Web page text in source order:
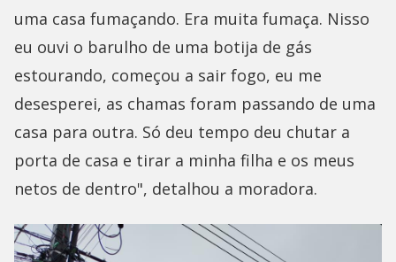
uma casa fumaçando. Era muita fumaça. Nisso
eu ouvi o barulho de uma botija de gás
estourando, começou a sair fogo, eu me
desesperei, as chamas foram passando de uma
casa para outra. Só deu tempo deu chutar a
porta de casa e tirar a minha filha e os meus
netos de dentro", detalhou a moradora.